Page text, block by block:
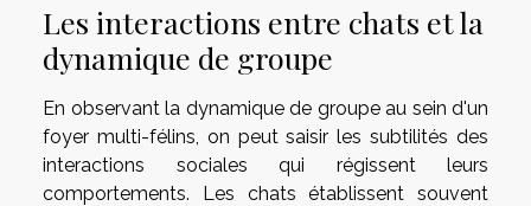
Les interactions entre chats et la
dynamique de groupe
En observant la dynamique de groupe au sein d'un
foyer multi-félins, on peut saisir les subtilités des
interactions sociales qui régissent leurs
comportements. Les chats établissent souvent